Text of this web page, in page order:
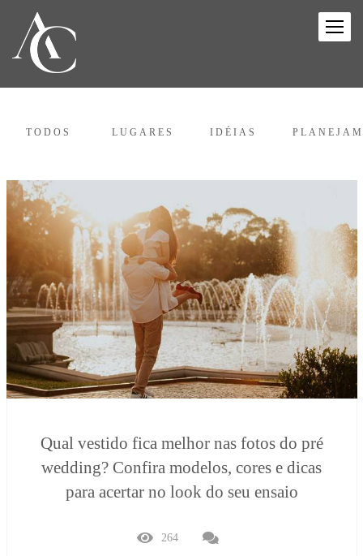
TODOS LUGARES IDÉIAS
Qual vestido fica melhor nas fotos do pré
wedding? Confira modelos, cores e dicas
para acertar no look do seu ensaio
264